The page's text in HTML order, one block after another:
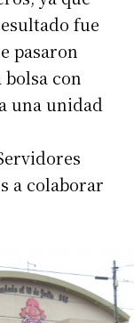
fue
pasaron
con
una unidad
a colaborar